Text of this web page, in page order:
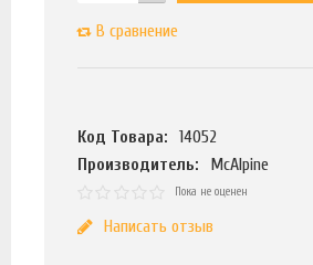
В сравнение
Код Товара:
14052
Производитель:
McAlpine
Пока не оценен
Написать отзыв